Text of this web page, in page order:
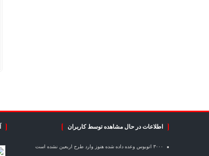
اطلاعات در حال مشاهده توسط کاربران
۳۰۰۰ اتوبوس وعده داده شده هنوز وارد طرح اربعین نشده است